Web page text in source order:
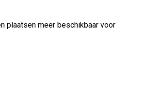
plaatsen meer beschikbaar voor